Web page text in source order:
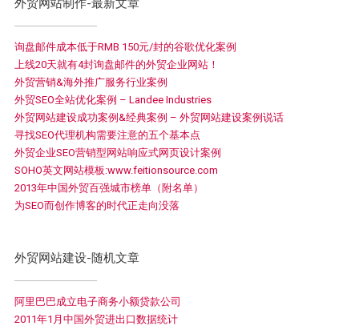
询盘邮件成本低于RMB 150元/封的谷歌优化案例
上线20天就有4封询盘邮件的外贸企业网站！
外贸营销&海外推广服务行业案例
外贸SEO全站优化案例 – Landee Industries
外贸网站建设成功案例&经典案例 – 外贸网站建设案例说话
寻找SEO代理机构需要注意的五个基本点
外贸企业SEO营销型网站响应式网页设计案例
SOHO英文网站模板:www.feitionsource.com
2013年中国外贸百强城市榜单（附名单）
为SEO而创作博客的时代正走向没落
外贸网站建设-随机文章
阿里巴巴成立电子商务小额贷款公司
2011年1月中国外贸进出口数据统计